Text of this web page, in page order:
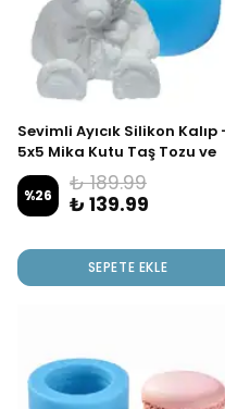
Sevimli Ayıcık Silikon Kalıp
5x5 Mika Kutu Taş Tozu ve
Hediyeliklere Uygun
%26
₺ 189.99
₺ 139.99
SEPETE EKLE